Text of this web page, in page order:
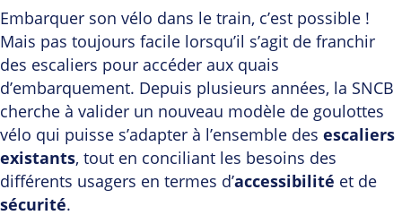
Embarquer son vélo dans le train, c’est possible !
Mais pas toujours facile lorsqu’il s’agit de franchir
des escaliers pour accéder aux quais
d’embarquement. Depuis plusieurs années, la SNCB
cherche à valider un nouveau modèle de goulottes
vélo qui puisse s’adapter à l’ensemble des escaliers
existants, tout en conciliant les besoins des
différents usagers en termes d’accessibilité et de
sécurité.